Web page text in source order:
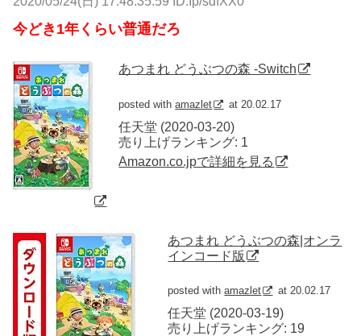
今どき1年くらい普通だろ
あつまれ どうぶつの森 -Switch
posted withamazlet at 20.02.17
任天堂 (2020-03-20)
売り上げランキング: 1
Amazon.co.jpで詳細を見る
あつまれ どうぶつの森|オンラ
インコード版
posted withamazlet at 20.02.17
任天堂 (2020-03-19)
売り上げランキング: 19